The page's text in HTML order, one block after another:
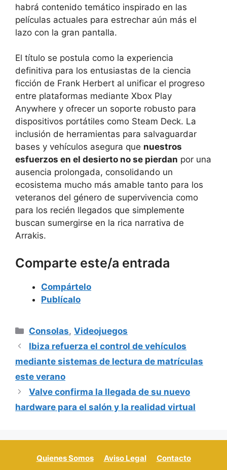
habrá contenido temático inspirado en las
películas actuales para estrechar aún más el
lazo con la gran pantalla.
El título se postula como la experiencia
definitiva para los entusiastas de la ciencia
ficción de Frank Herbert al unificar el progreso
entre plataformas mediante Xbox Play
Anywhere y ofrecer un soporte robusto para
dispositivos portátiles como Steam Deck. La
inclusión de herramientas para salvaguardar
bases y vehículos asegura que nuestros
esfuerzos en el desierto no se pierdan por una
ausencia prolongada, consolidando un
ecosistema mucho más amable tanto para los
veteranos del género de supervivencia como
para los recién llegados que simplemente
buscan sumergirse en la rica narrativa de
Arrakis.
Comparte este/a entrada
Compártelo
Publícalo
Categorías
Consolas,Videojuegos
Ibiza refuerza el control de vehículos
mediante sistemas de lectura de matrículas
este verano
Valve confirma la llegada de su nuevo
hardware para el salón y la realidad virtual
Quienes Somos Aviso Legal Contacto